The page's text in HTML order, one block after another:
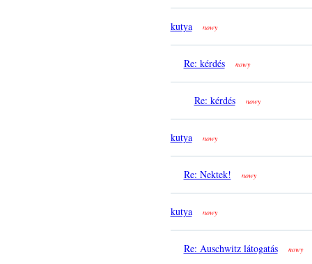
kutya nowy
Re: kérdés nowy
Re: kérdés nowy
kutya nowy
Re: Nektek! nowy
kutya nowy
Re: Auschwitz látogatás nowy